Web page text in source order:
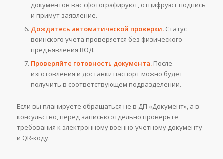
документов вас сфотографируют, отцифруют подпись
и примут заявление.
Дождитесь автоматической проверки.Статус
воинского учета проверяется без физического
предъявления ВОД.
Проверяйте готовность документа.После
изготовления и доставки паспорт можно будет
получить в соответствующем подразделении.
Если вы планируете обращаться не в ДП «Документ», а в
консульство, перед записью отдельно проверьте
требования к электронному военно-учетному документу
и QR-коду.